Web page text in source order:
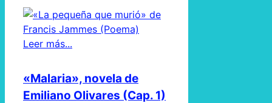
Leer más...
«Malaria», novela de
Emiliano Olivares (Cap. 1)